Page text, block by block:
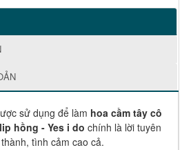
sử dụng để làm hoa cầm tây cô
hồng - Yes i do chính là lời tuyên
tình cảm cao cả.